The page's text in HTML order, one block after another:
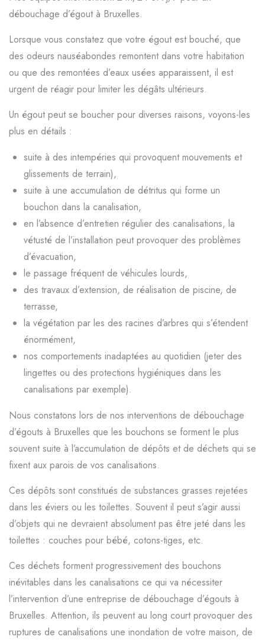
débouchage d’égout à Bruxelles.
Lorsque vous constatez que votre égout est bouché, que
des odeurs nauséabondes remontent dans votre habitation
ou que des remontées d’eaux usées apparaissent, il est
urgent de réagir pour limiter les dégâts ultérieurs.
Un égout peut se boucher pour diverses raisons, voyons-les
plus en détails :
suite à des intempéries qui provoquent mouvements et
glissements de terrain),
suite à une accumulation de détritus qui forme un
bouchon dans la canalisation,
en l’absence d’entretien régulier des canalisations, la
vétusté de l’installation peut provoquer des problèmes
d’évacuation,
le passage fréquent de véhicules lourds,
des travaux d’extension, de réalisation de piscine, de
terrasse,
la végétation par les des racines d’arbres qui s’étendent
énormément,
nos comportements inadaptées au quotidien (jeter des
lingettes ou des protections hygiéniques dans les
canalisations par exemple).
Nous constatons lors de nos interventions de débouchage
d’égouts à Bruxelles que les bouchons se forment le plus
souvent suite à l’accumulation de dépôts et de déchets qui se
fixent aux parois de vos canalisations.
Ces dépôts sont constitués de substances grasses rejetées
dans les éviers ou les toilettes. Souvent il peut s’agir aussi
d’objets qui ne devraient absolument pas être jeté dans les
toilettes : couches pour bébé, cotons-tiges, etc.
Ces déchets forment progressivement des bouchons
inévitables dans les canalisations ce qui va nécessiter
l’intervention d’une entreprise de débouchage d’égouts à
Bruxelles. Attention, ils peuvent au long court provoquer des
ruptures de canalisations une inondation de votre maison, de